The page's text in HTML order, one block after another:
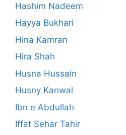
Hashim Nadeem
Hayya Bukhari
Hina Kamran
Hira Shah
Husna Hussain
Husny Kanwal
Ibn e Abdullah
Iffat Sehar Tahir